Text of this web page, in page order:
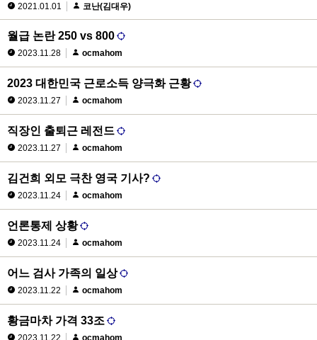
2021.01.01 코난(김대우)
월급 논란 250 vs 800
2023.11.28 ocmahom
2023 대한민국 근로소득 양극화 근황
2023.11.27 ocmahom
직장인 출퇴근 레전드
2023.11.27 ocmahom
김건희 외모 극찬 영국 기사?
2023.11.24 ocmahom
언론통제 상황
2023.11.24 ocmahom
어느 검사 가족의 일상
2023.11.22 ocmahom
황금마차 가격 33조
2023.11.22 ocmahom